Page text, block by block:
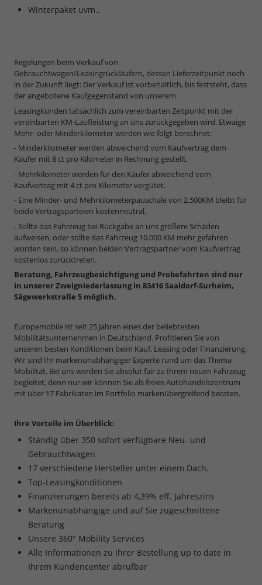
Winterpaket uvm..
Regelungen beim Verkauf von
Gebrauchtwagen/Leasingrückläufern, dessen Lieferzeitpunkt noch
in der Zukunft liegt: Der Verkauf ist vorbehaltlich, bis feststeht, dass
der angebotene Kaufgegenstand von unserem
Leasingkunden tatsächlich zum vereinbarten Zeitpunkt mit der
vereinbarten KM-Laufleistung an uns zurückgegeben wird. Etwaige
Mehr- oder Minderkilometer werden wie folgt berechnet:
- Minderkilometer werden abweichend vom Kaufvertrag dem
Käufer mit 8 ct pro Kilometer in Rechnung gestellt.
- Mehrkilometer werden für den Käufer abweichend vom
Kaufvertrag mit 4 ct pro Kilometer vergütet.
- Eine Minder- und Mehrkilometerpauschale von 2.500KM bleibt für
beide Vertragsparteien kostenneutral.
- Sollte das Fahrzeug bei Rückgabe an uns größere Schäden
aufweisen, oder sollte das Fahrzeug 10.000 KM mehr gefahren
worden sein, so können beiden Vertragspartner vom Kaufvertrag
kostenlos zurücktreten.
Beratung, Fahrzeugbesichtigung und Probefahrten sind nur
in unserer Zweigniederlassung in 83416 Saaldorf-Surheim,
Sägewerkstraße 5 möglich.
Europemobile ist seit 25 Jahren eines der beliebtesten
Mobilitätsunternehmen in Deutschland. Profitieren Sie von
unseren besten Konditionen beim Kauf, Leasing oder Finanzierung.
Wir sind Ihr markenunabhängiger Experte rund um das Thema
Mobilität. Bei uns werden Sie absolut fair zu Ihrem neuen Fahrzeug
begleitet, denn nur wir können Sie als freies Autohandelszentrum
mit über 17 Fabrikaten im Portfolio markenübergreifend beraten.
Ihre Vorteile im Überblick:
Ständig über 350 sofort verfügbare Neu- und
Gebrauchtwagen
17 verschiedene Hersteller unter einem Dach.
Top-Leasingkonditionen
Finanzierungen bereits ab 4,39% eff. Jahreszins
Markenunabhängige und auf Sie zugeschnittene
Beratung
Unsere 360° Mobility Services
Alle Informationen zu Ihrer Bestellung up to date in
Ihrem Kundencenter abrufbar